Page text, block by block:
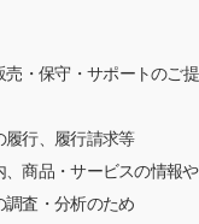
・保守・サポートのご
履行、履行請求等
商品・サービスの情報
調査・分析のため